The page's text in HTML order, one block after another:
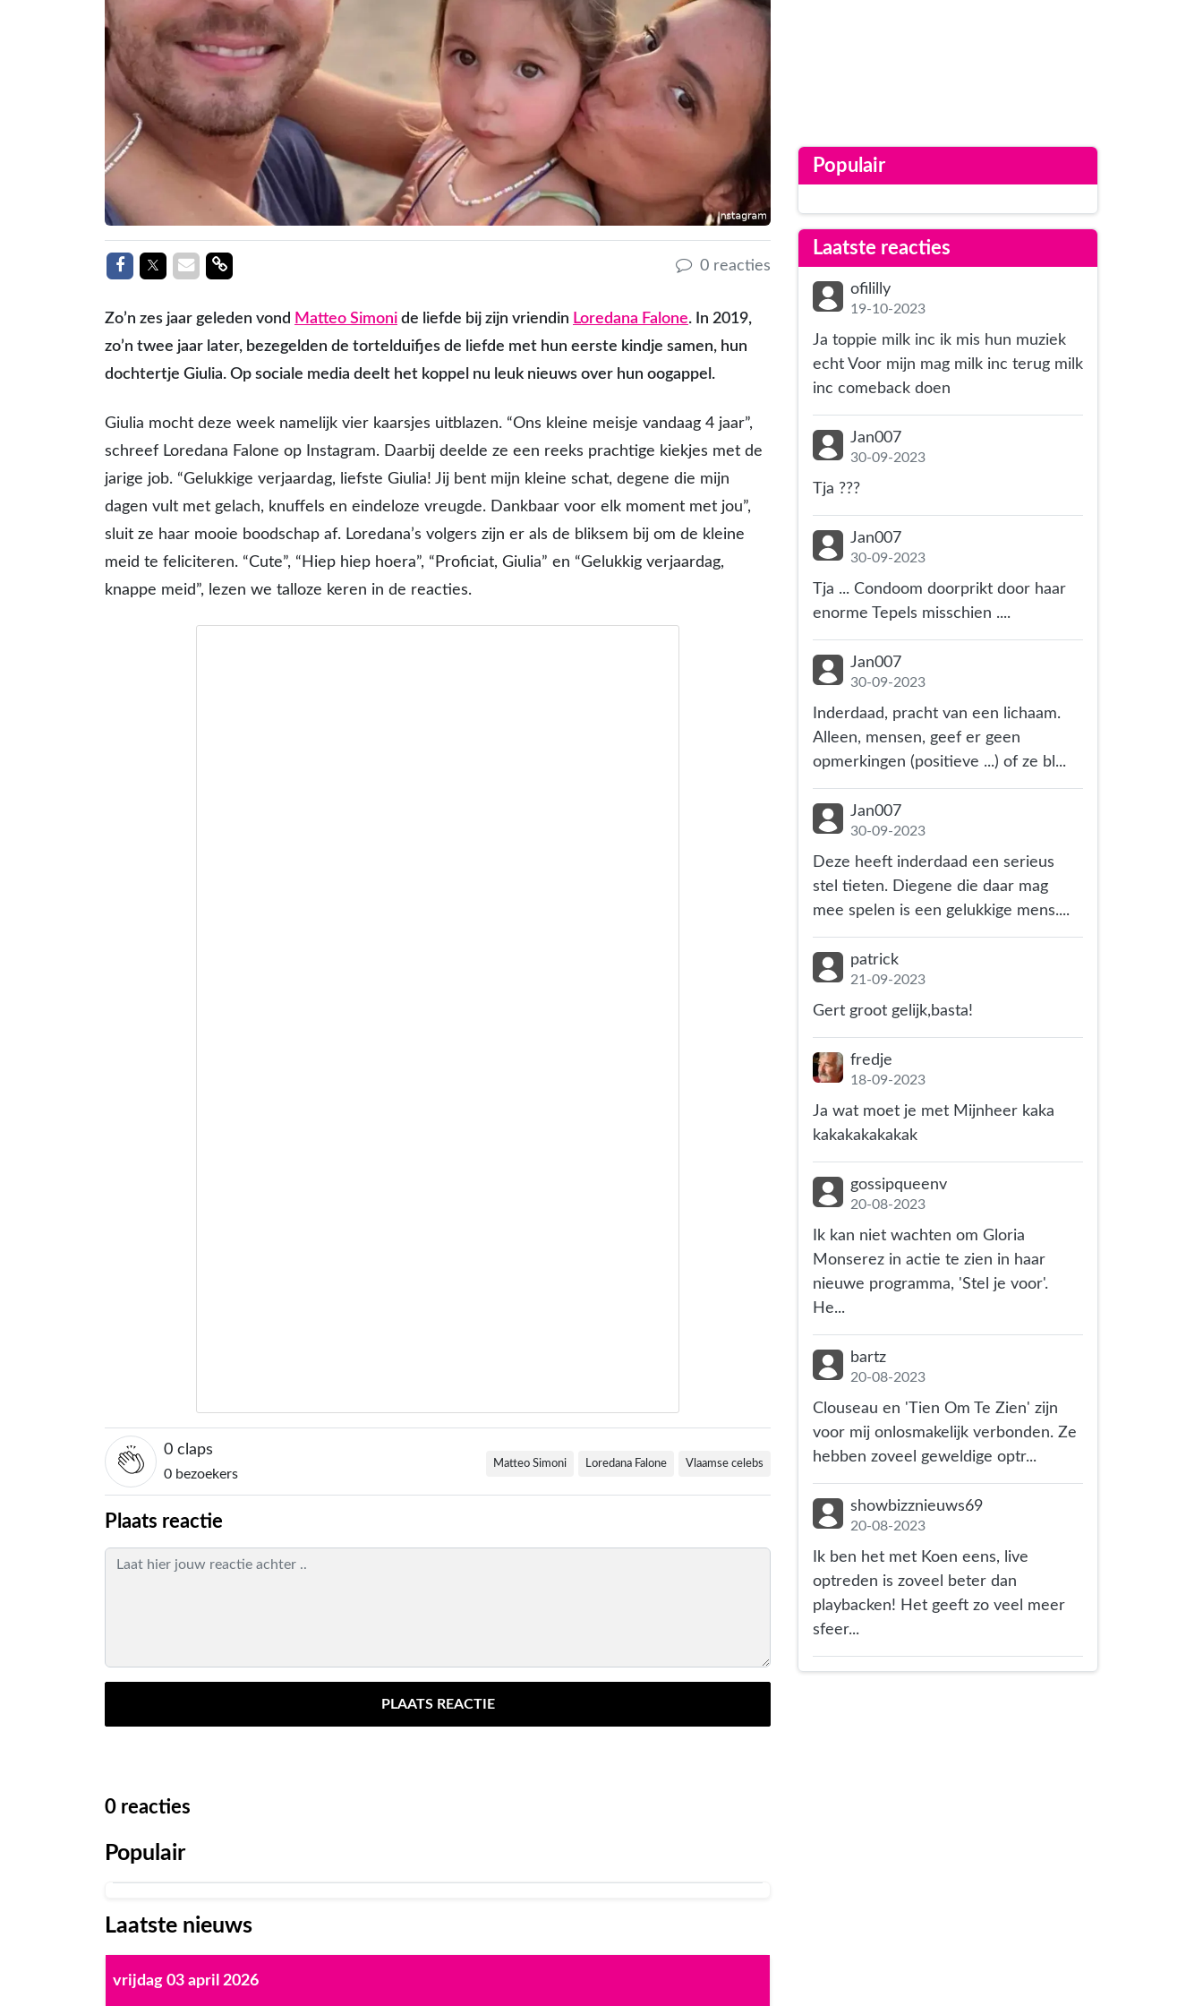
Delen op Facebook
Delen op Twitter
Delen via Mail
Delen link 0 reacties
Zo’n zes jaar geleden vond Matteo Simoni de liefde bij zijn vriendin Loredana Falone. In 2019,
zo’n twee jaar later, bezegelden de tortelduifjes de liefde met hun eerste kindje samen, hun
dochtertje Giulia. Op sociale media deelt het koppel nu leuk nieuws over hun oogappel.
Giulia mocht deze week namelijk vier kaarsjes uitblazen. “Ons kleine meisje vandaag 4 jaar”,
schreef Loredana Falone op Instagram. Daarbij deelde ze een reeks prachtige kiekjes met de
jarige job. “Gelukkige verjaardag, liefste Giulia! Jij bent mijn kleine schat, degene die mijn
dagen vult met gelach, knuffels en eindeloze vreugde. Dankbaar voor elk moment met jou”,
sluit ze haar mooie boodschap af. Loredana’s volgers zijn er als de bliksem bij om de kleine
meid te feliciteren. “Cute”, “Hiep hiep hoera”, “Proficiat, Giulia” en “Gelukkig verjaardag,
knappe meid”, lezen we talloze keren in de reacties.
0 claps
0 bezoekers
Matteo Simoni Loredana Falone Vlaamse celebs
Plaats reactie
PLAATS REACTIE
0 reacties
Populair
Laatste nieuws
vrijdag 03 april 2026
Populair
Laatste reacties
ofililly
19-10-2023
Ja toppie milk inc ik mis hun muziek
echt Voor mijn mag milk inc terug milk
inc comeback doen
Jan007
30-09-2023
Tja ???
Jan007
30-09-2023
Tja ... Condoom doorprikt door haar
enorme Tepels misschien ....
Jan007
30-09-2023
Inderdaad, pracht van een lichaam.
Alleen, mensen, geef er geen
opmerkingen (positieve ...) of ze bl...
Jan007
30-09-2023
Deze heeft inderdaad een serieus
stel tieten. Diegene die daar mag
mee spelen is een gelukkige mens....
patrick
21-09-2023
Gert groot gelijk,basta!
fredje
18-09-2023
Ja wat moet je met Mijnheer kaka
kakakakakakak
gossipqueenv
20-08-2023
Ik kan niet wachten om Gloria
Monserez in actie te zien in haar
nieuwe programma, 'Stel je voor'.
He...
bartz
20-08-2023
Clouseau en 'Tien Om Te Zien' zijn
voor mij onlosmakelijk verbonden. Ze
hebben zoveel geweldige optr...
showbizznieuws69
20-08-2023
Ik ben het met Koen eens, live
optreden is zoveel beter dan
playbacken! Het geeft zo veel meer
sfeer...